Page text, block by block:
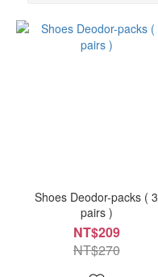
Shoes Deodor-packs ( 3
pairs )
NT$209
NT$270